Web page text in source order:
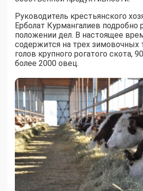
Руководитель крестьянского
Ерболат Курмангалиев подробно
положении дел. В настоящее
содержится на трех зимовочных
голов крупного рогатого скота,
более 2000 овец.